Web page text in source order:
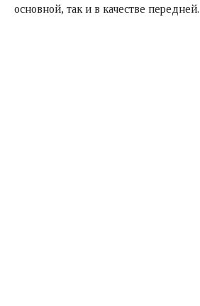
основной, так и в качестве передней.